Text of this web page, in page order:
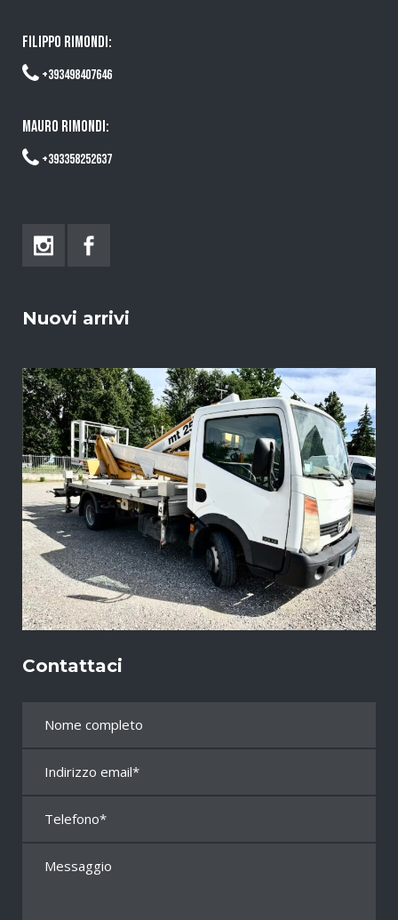
FILIPPO RIMONDI:
+393498407646
MAURO RIMONDI:
+393358252637
Nuovi arrivi
Contattaci